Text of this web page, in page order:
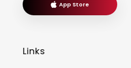
App Store
Links